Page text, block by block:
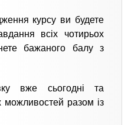
курсу ви будете
всіх чотирьох
бажаного балу з
вже сьогодні та
можливостей разом із